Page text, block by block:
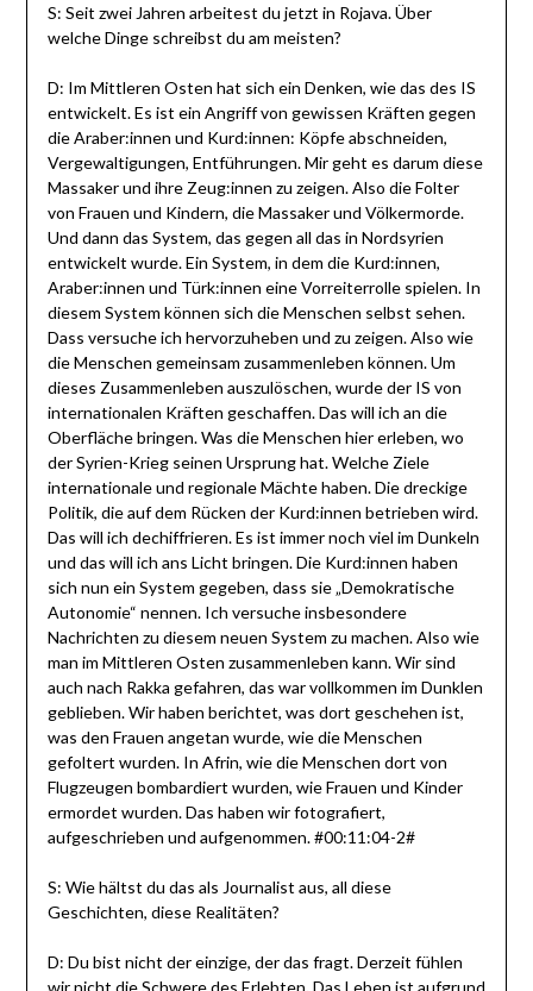
S: Seit zwei Jahren arbeitest du jetzt in Rojava. Über
welche Dinge schreibst du am meisten?
D: Im Mittleren Osten hat sich ein Denken, wie das des IS
entwickelt. Es ist ein Angriff von gewissen Kräften gegen
die Araber:innen und Kurd:innen: Köpfe abschneiden,
Vergewaltigungen, Entführungen. Mir geht es darum diese
Massaker und ihre Zeug:innen zu zeigen. Also die Folter
von Frauen und Kindern, die Massaker und Völkermorde.
Und dann das System, das gegen all das in Nordsyrien
entwickelt wurde. Ein System, in dem die Kurd:innen,
Araber:innen und Türk:innen eine Vorreiterrolle spielen. In
diesem System können sich die Menschen selbst sehen.
Dass versuche ich hervorzuheben und zu zeigen. Also wie
die Menschen gemeinsam zusammenleben können. Um
dieses Zusammenleben auszulöschen, wurde der IS von
internationalen Kräften geschaffen. Das will ich an die
Oberfläche bringen. Was die Menschen hier erleben, wo
der Syrien-Krieg seinen Ursprung hat. Welche Ziele
internationale und regionale Mächte haben. Die dreckige
Politik, die auf dem Rücken der Kurd:innen betrieben wird.
Das will ich dechiffrieren. Es ist immer noch viel im Dunkeln
und das will ich ans Licht bringen. Die Kurd:innen haben
sich nun ein System gegeben, dass sie „Demokratische
Autonomie“ nennen. Ich versuche insbesondere
Nachrichten zu diesem neuen System zu machen. Also wie
man im Mittleren Osten zusammenleben kann. Wir sind
auch nach Rakka gefahren, das war vollkommen im Dunklen
geblieben. Wir haben berichtet, was dort geschehen ist,
was den Frauen angetan wurde, wie die Menschen
gefoltert wurden. In Afrin, wie die Menschen dort von
Flugzeugen bombardiert wurden, wie Frauen und Kinder
ermordet wurden. Das haben wir fotografiert,
aufgeschrieben und aufgenommen. #00:11:04-2#
S: Wie hältst du das als Journalist aus, all diese
Geschichten, diese Realitäten?
D: Du bist nicht der einzige, der das fragt. Derzeit fühlen
wir nicht die Schwere des Erlebten. Das Leben ist aufgrund